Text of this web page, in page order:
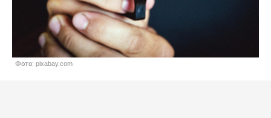
Фото: pixabay.com